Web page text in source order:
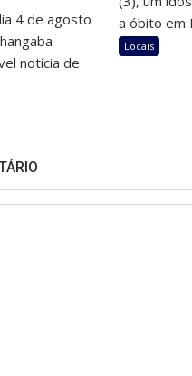
4 de agosto
notícia de
a óbito em
Locais